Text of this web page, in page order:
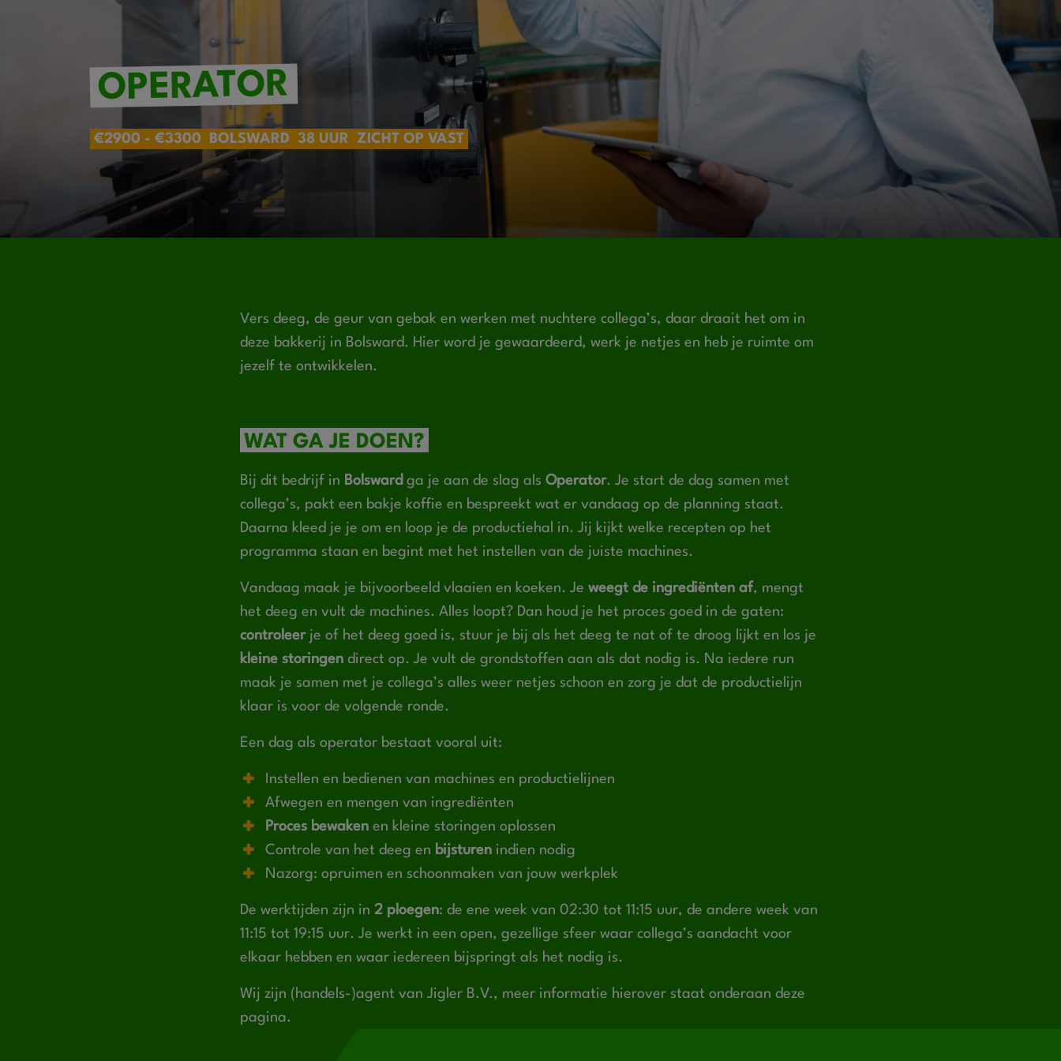
OPERATOR
€2900 - €3300 BOLSWARD 38 UUR ZICHT OP VAST
Vers deeg, de geur van gebak en werken met nuchtere collega’s, daar draait het om in
deze bakkerij in Bolsward. Hier word je gewaardeerd, werk je netjes en heb je ruimte om
jezelf te ontwikkelen.
WAT GA JE DOEN?
Bij dit bedrijf in Bolsward ga je aan de slag als Operator. Je start de dag samen met
collega’s, pakt een bakje koffie en bespreekt wat er vandaag op de planning staat.
Daarna kleed je je om en loop je de productiehal in. Jij kijkt welke recepten op het
programma staan en begint met het instellen van de juiste machines.
Vandaag maak je bijvoorbeeld vlaaien en koeken. Je weegt de ingrediënten af, mengt
het deeg en vult de machines. Alles loopt? Dan houd je het proces goed in de gaten:
controleer je of het deeg goed is, stuur je bij als het deeg te nat of te droog lijkt en los je
kleine storingen direct op. Je vult de grondstoffen aan als dat nodig is. Na iedere run
maak je samen met je collega’s alles weer netjes schoon en zorg je dat de productielijn
klaar is voor de volgende ronde.
Een dag als operator bestaat vooral uit:
Instellen en bedienen van machines en productielijnen
Afwegen en mengen van ingrediënten
Proces bewaken en kleine storingen oplossen
Controle van het deeg en bijsturen indien nodig
Nazorg: opruimen en schoonmaken van jouw werkplek
De werktijden zijn in 2 ploegen: de ene week van 02:30 tot 11:15 uur, de andere week van
11:15 tot 19:15 uur. Je werkt in een open, gezellige sfeer waar collega’s aandacht voor
elkaar hebben en waar iedereen bijspringt als het nodig is.
Wij zijn (handels-)agent van Jigler B.V., meer informatie hierover staat onderaan deze
pagina.